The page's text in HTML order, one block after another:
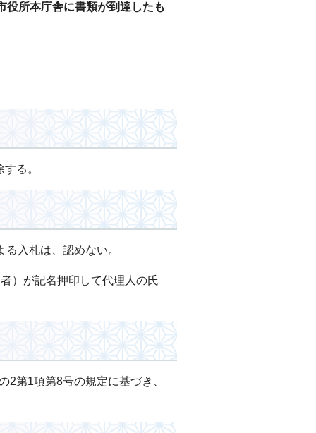
役所本庁舎に書類が到達したも
る。
入札は、認めない。
）が記名押印して代理人の氏
2第1項第8号の規定に基づき、